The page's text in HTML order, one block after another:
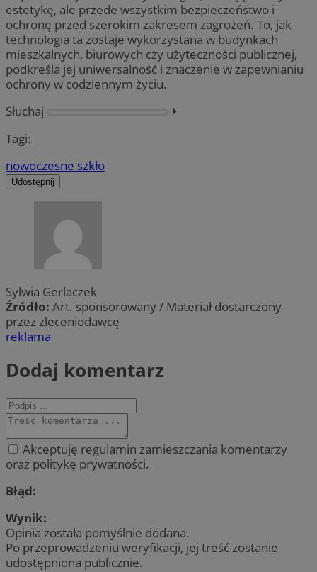
estetykę, ale przede wszystkim bezpieczeństwo i
ochronę przed szerokim zakresem zagrożeń. To, jak
technologia ta zostaje wykorzystana w budynkach
mieszkalnych, biurowych czy użyteczności publicznej,
podkreśla jej uniwersalność i znaczenie w zapewnianiu
ochrony w codziennym życiu.
Słuchaj
⏵︎
Tagi:
nowoczesne szkło
Udostępnij
Sylwia Gerlaczek
Źródło: Art. sponsorowany / Materiał dostarczony
przez zleceniodawcę
reklama
Dodaj komentarz
Akceptuję regulamin zamieszczania komentarzy
oraz politykę prywatności.
Błąd:
Wynik:
Opinia została pomyślnie dodana.
Po przeprowadzeniu weryfikacji, jej treść zostanie
udostępniona publicznie.